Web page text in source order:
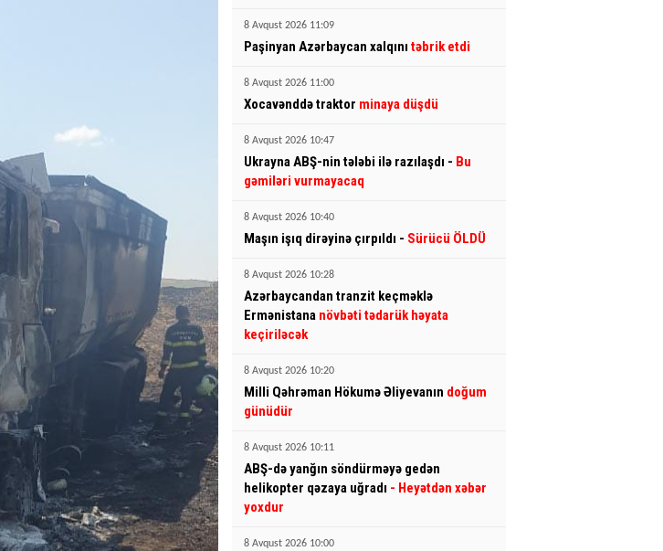
8 Avqust 2026 11:09
Paşinyan Azərbaycan xalqını təbrik etdi
8 Avqust 2026 11:00
Xocavənddə traktor minaya düşdü
8 Avqust 2026 10:47
Ukrayna ABŞ-nin tələbi ilə razılaşdı - Bu
gəmiləri vurmayacaq
8 Avqust 2026 10:40
Maşın işıq dirəyinə çırpıldı - Sürücü ÖLDÜ
8 Avqust 2026 10:28
Azərbaycandan tranzit keçməklə
Ermənistana növbəti tədarük həyata
keçiriləcək
8 Avqust 2026 10:20
Milli Qəhrəman Hökumə Əliyevanın doğum
günüdür
8 Avqust 2026 10:11
ABŞ-də yanğın söndürməyə gedən
helikopter qəzaya uğradı - Heyətdən xəbər
yoxdur
8 Avqust 2026 10:00